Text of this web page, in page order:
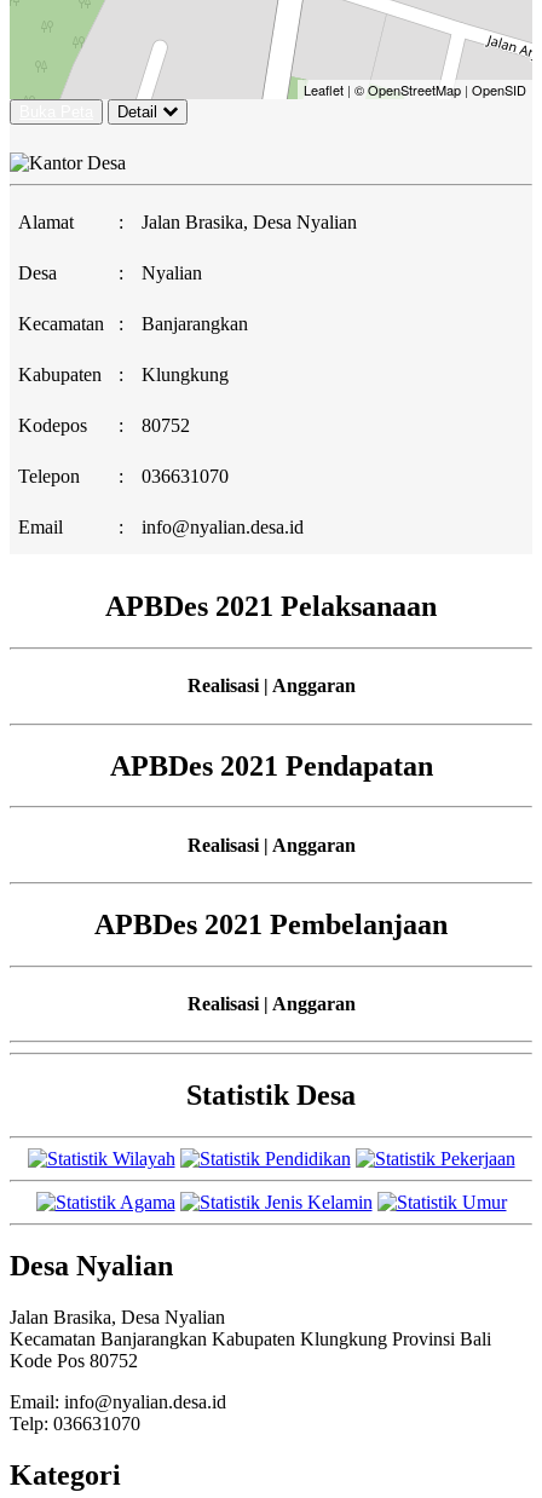
Leaflet | © OpenStreetMap | OpenSID
Detail
Alamat : Jalan Brasika, Desa Nyalian
Desa : Nyalian
Kecamatan : Banjarangkan
Kabupaten : Klungkung
Kodepos : 80752
Telepon : 036631070
Email : info@nyalian.desa.id
APBDes 2021 Pelaksanaan
Realisasi | Anggaran
APBDes 2021 Pendapatan
Realisasi | Anggaran
APBDes 2021 Pembelanjaan
Realisasi | Anggaran
Statistik Desa
Desa Nyalian
Jalan Brasika, Desa Nyalian
Kecamatan Banjarangkan Kabupaten Klungkung Provinsi Bali
Kode Pos 80752
Email: info@nyalian.desa.id
Telp: 036631070
Kategori